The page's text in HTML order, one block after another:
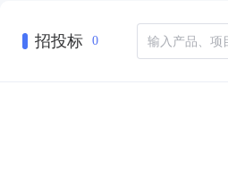
招投标 0